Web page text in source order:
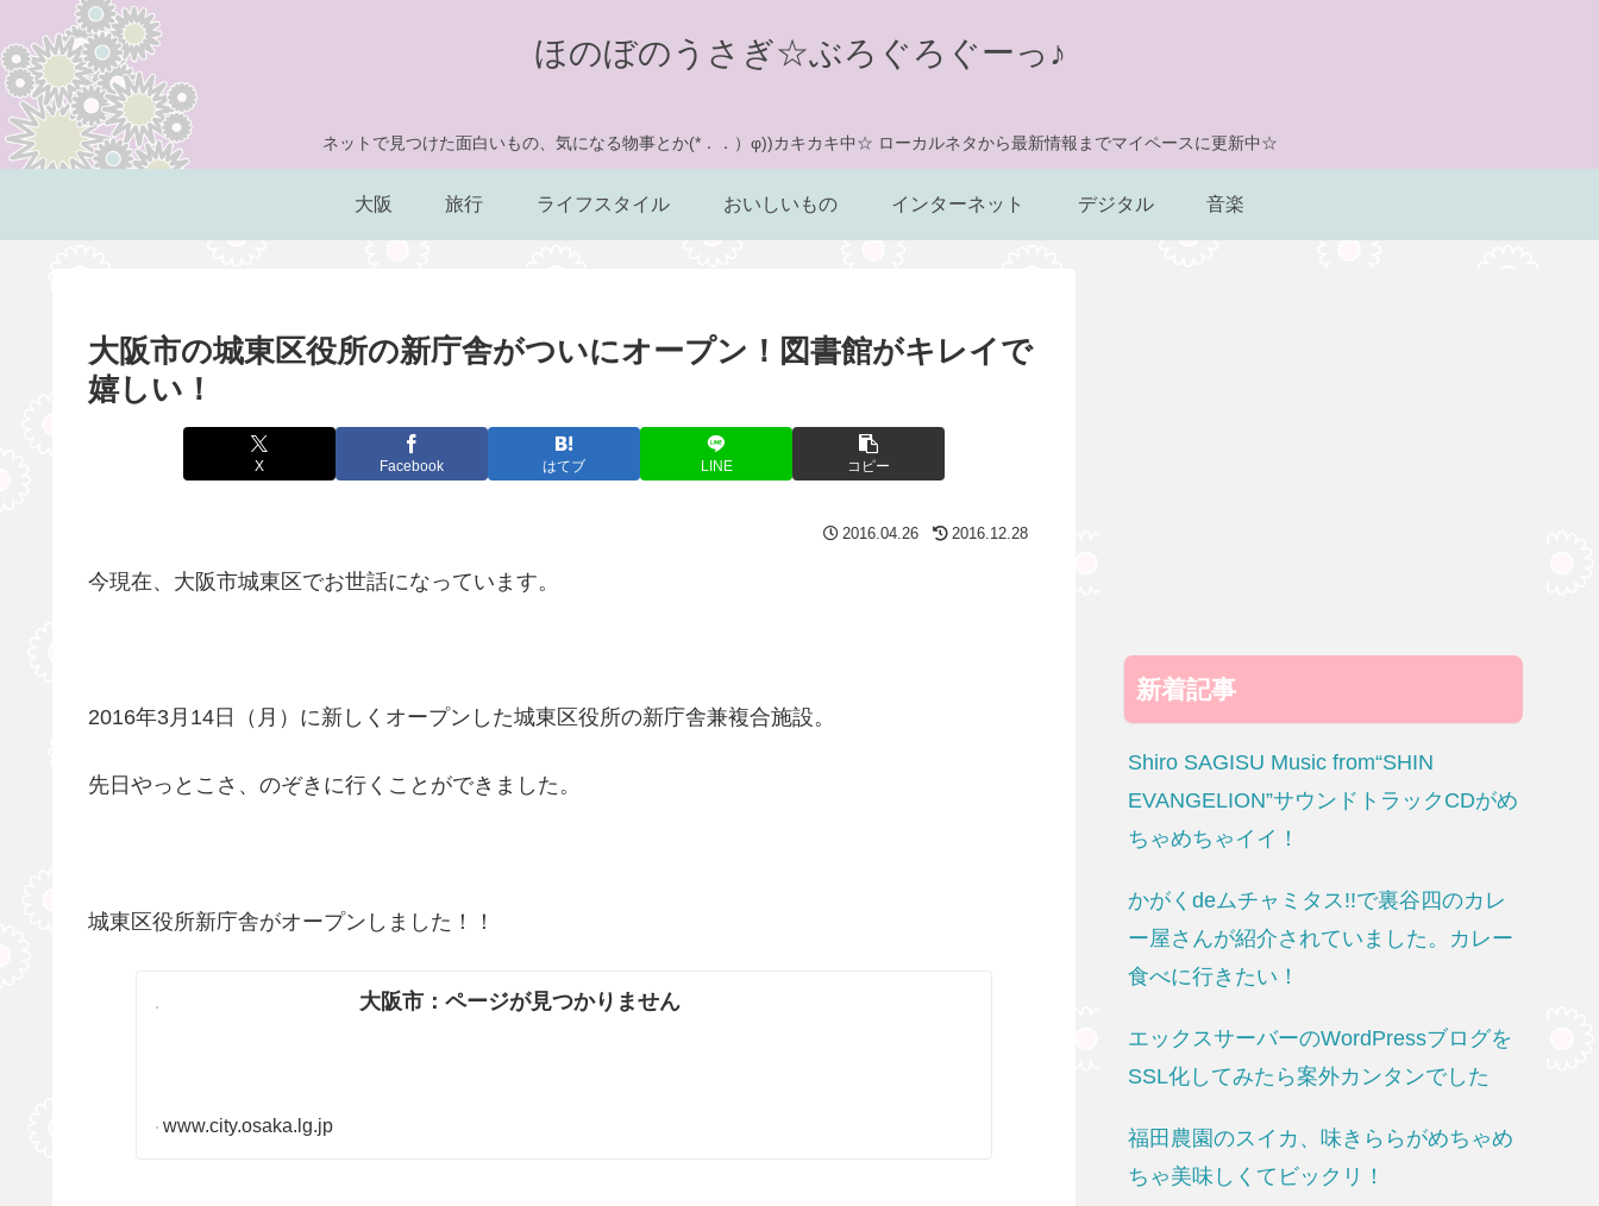
ほのぼのうさぎ☆ぶろぐろぐーっ♪
ネットで見つけた面白いもの、気になる物事とか(*．．）φ))カキカキ中☆ ローカルネタから最新情報までマイペースに更新中☆
大阪 旅行 ライフスタイル おいしいもの インターネット デジタル 音楽
大阪市の城東区役所の新庁舎がついにオープン！図書館がキレイで
嬉しい！
X Facebook はてブ LINE コピー
2016.04.26 2016.12.28
今現在、大阪市城東区でお世話になっています。
2016年3月14日（月）に新しくオープンした城東区役所の新庁舎兼複合施設。
先日やっとこさ、のぞきに行くことができました。
城東区役所新庁舎がオープンしました！！
大阪市：ページが見つかりません
www.city.osaka.lg.jp
新着記事
Shiro SAGISU Music from“SHIN
EVANGELION”サウンドトラックCDがめ
ちゃめちゃイイ！
かがくdeムチャミタス!!で裏谷四のカレ
ー屋さんが紹介されていました。カレー
食べに行きたい！
エックスサーバーのWordPressブログを
SSL化してみたら案外カンタンでした
福田農園のスイカ、味きららがめちゃめ
ちゃ美味しくてビックリ！